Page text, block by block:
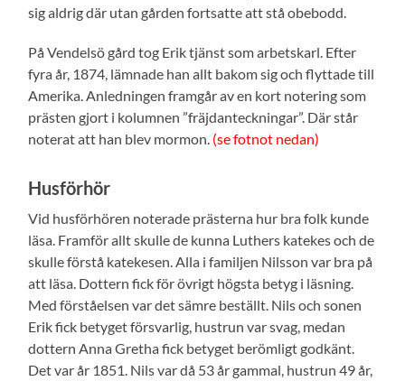
sig aldrig där utan gården fortsatte att stå obebodd.
På Vendelsö gård tog Erik tjänst som arbetskarl. Efter
fyra år, 1874, lämnade han allt bakom sig och flyttade till
Amerika. Anledningen framgår av en kort notering som
prästen gjort i kolumnen ”fräjdanteckningar”. Där står
noterat att han blev mormon. (se fotnot nedan)
Husförhör
Vid husförhören noterade prästerna hur bra folk kunde
läsa. Framför allt skulle de kunna Luthers katekes och de
skulle förstå katekesen. Alla i familjen Nilsson var bra på
att läsa. Dottern fick för övrigt högsta betyg i läsning.
Med förståelsen var det sämre beställt. Nils och sonen
Erik fick betyget försvarlig, hustrun var svag, medan
dottern Anna Gretha fick betyget berömligt godkänt.
Det var år 1851. Nils var då 53 år gammal, hustrun 49 år,